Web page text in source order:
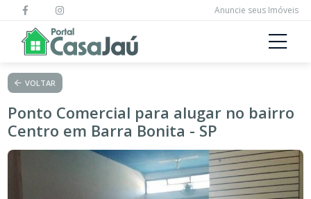
Anuncie seus Imóveis
VOLTAR
Ponto Comercial para alugar no bairro
Centro em Barra Bonita - SP